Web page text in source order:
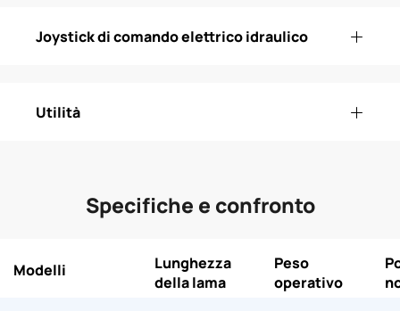
Joystick di comando elettrico idraulico
Utilità
Specifiche e confronto
Modelli
Lunghezza
della lama
Peso
operativo